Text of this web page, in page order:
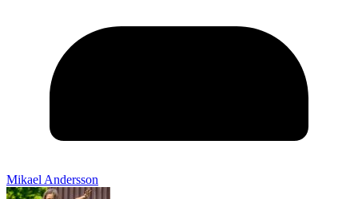
Mikael Andersson